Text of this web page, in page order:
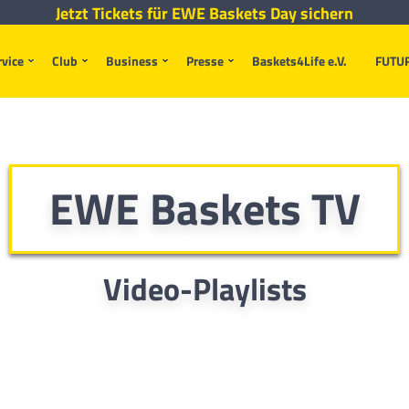
Club Business Presse Baskets4Life e.V.
Jetzt Tickets für EWE Baskets Day sichern
EWE Baskets TV
Video-Playlists